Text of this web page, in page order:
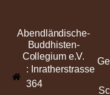
Abendländische-
Buddhisten-
Collegium e.V.
: Inratherstrasse
364